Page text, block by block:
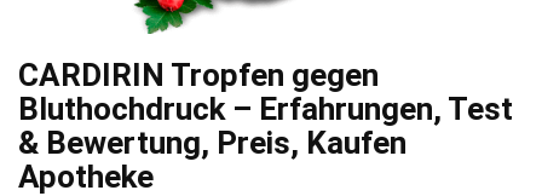
CARDIRIN Tropfen gegen
Bluthochdruck – Erfahrungen, Test
& Bewertung, Preis, Kaufen
Apotheke